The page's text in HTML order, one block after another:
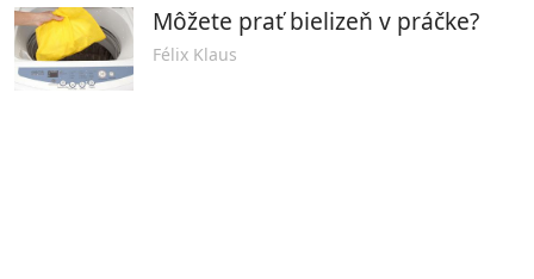
Môžete prať bielizeň v práčke?
Félix Klaus